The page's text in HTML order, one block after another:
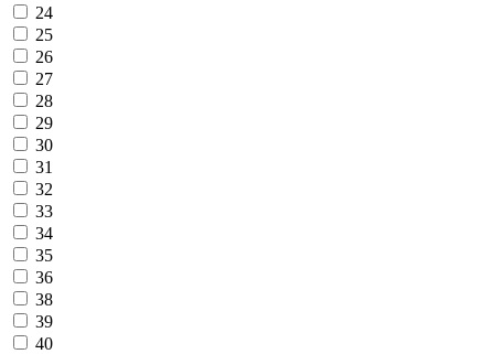
24
25
26
27
28
29
30
31
32
33
34
35
36
38
39
40